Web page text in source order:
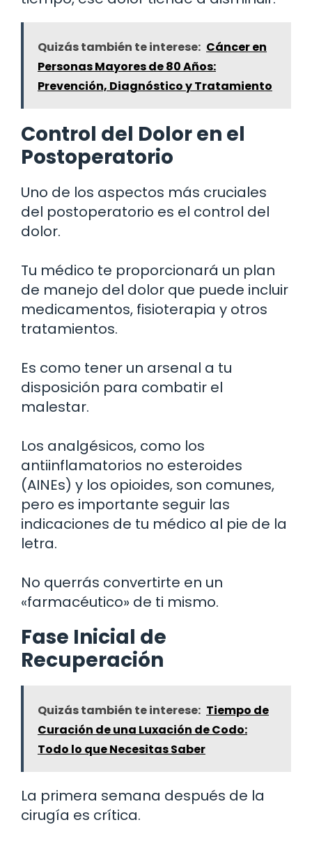
Quizás también te interese: Cáncer en
Personas Mayores de 80 Años:
Prevención, Diagnóstico y Tratamiento
Control del Dolor en el
Postoperatorio
Uno de los aspectos más cruciales
del postoperatorio es el control del
dolor.
Tu médico te proporcionará un plan
de manejo del dolor que puede incluir
medicamentos, fisioterapia y otros
tratamientos.
Es como tener un arsenal a tu
disposición para combatir el
malestar.
Los analgésicos, como los
antiinflamatorios no esteroides
(AINEs) y los opioides, son comunes,
pero es importante seguir las
indicaciones de tu médico al pie de la
letra.
No querrás convertirte en un
«farmacéutico» de ti mismo.
Fase Inicial de
Recuperación
Quizás también te interese: Tiempo de
Curación de una Luxación de Codo:
Todo lo que Necesitas Saber
La primera semana después de la
cirugía es crítica.